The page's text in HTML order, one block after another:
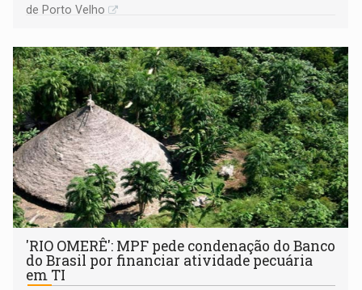
de Porto Velho
'RIO OMERÊ': MPF pede condenação do Banco
do Brasil por financiar atividade pecuária
em TI